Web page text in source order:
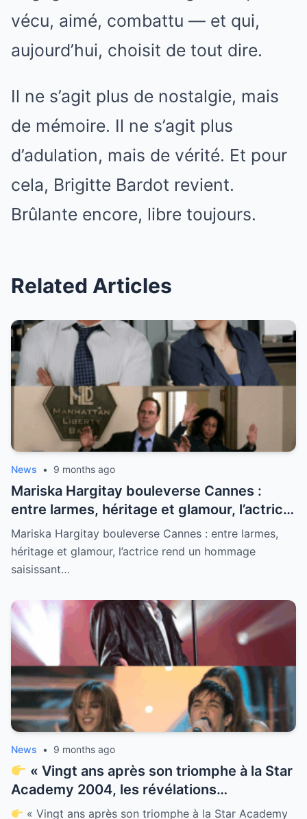
vécu, aimé, combattu — et qui,
aujourd’hui, choisit de tout dire.
Il ne s’agit plus de nostalgie, mais
de mémoire. Il ne s’agit plus
d’adulation, mais de vérité. Et pour
cela, Brigitte Bardot revient.
Brûlante encore, libre toujours.
Related Articles
News • 9 months ago
Mariska Hargitay bouleverse Cannes :
entre larmes, héritage et glamour, l’actrice
rend un hommage saisissant à sa mère
Jayne Mansfield, ressuscitant l’âge d’or
d’Hollywood sous les projecteurs français
Mariska Hargitay bouleverse Cannes : entre larmes,
héritage et glamour, l’actrice rend un hommage
saisissant…
News • 9 months ago
« Vingt ans après son triomphe à la Star
Academy 2004, les révélations
bouleversantes sur Grégory Lemarchal :
« Vingt ans après son triomphe à la Star Academy